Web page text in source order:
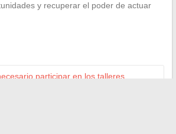
y recuperar el poder de actuar
participar en los talleres